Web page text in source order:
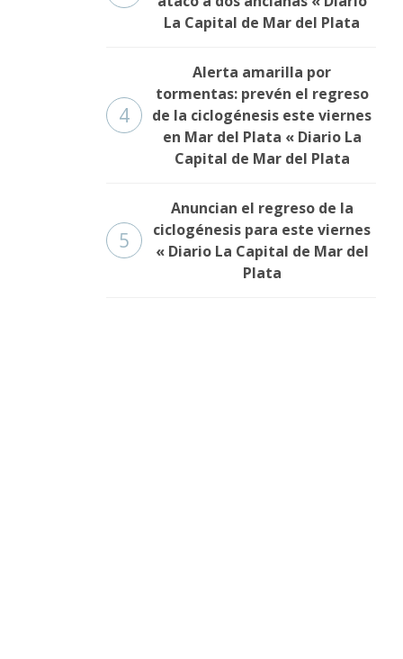
La Capital de Mar del Plata
4
Alerta amarilla por
tormentas: prevén el regreso
de la ciclogénesis este viernes
en Mar del Plata « Diario La
Capital de Mar del Plata
5
Anuncian el regreso de la
ciclogénesis para este viernes
« Diario La Capital de Mar del
Plata